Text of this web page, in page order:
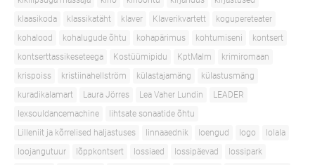
klaasikoda
klassikatäht klaver Klaverikvartett
kogupereteater
kohalood
kohalugude õhtu kohapärimus kohtumiseni
kontsert
kontserttassikeseteega
Kostüümipidu KptMalm
krimiromaan
krispoiss
kristiinahellström külastajamäng
külastusmäng
kuradikalamart
Laura Jörres Lea Vaher Lundin
LEADER
lexsouldancemachine
lihtsate sonaatide õhtu
Lilleniit ja kõrrelised haljastuses
linnaaednik loengud logo
lolala
loojangutuur
lõppkontsert lossiaed lossipäevad
lossipark